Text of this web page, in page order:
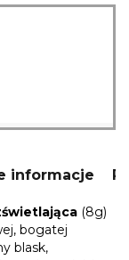
informacje
(8g)
bogatej
blask,